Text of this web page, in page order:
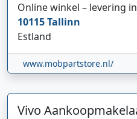
Online winkel – levering
10115Tallinn
Estland
www.mobpartstore.nl/
Vivo